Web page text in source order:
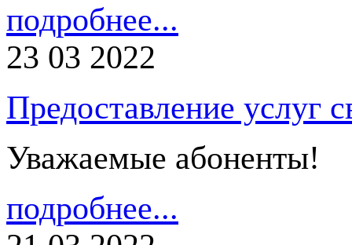
подробнее...
23 03 2022
Предоставление услуг
Уважаемые абоненты!
подробнее...